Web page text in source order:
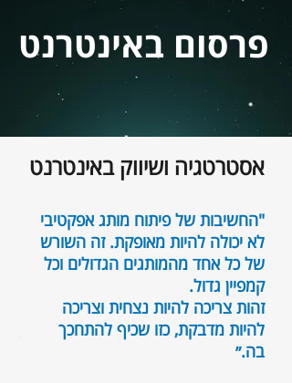
פרסום באינטרנט
אסטרטגיה ושיווק באינטרנט
"החשיבות של פיתוח מותג אפקטיבי
לא יכולה להיות מאופקת. זה השורש
של כל אחד מהמותגים הגדולים וכל
קמפיין גדול.
זהות צריכה להיות נצחית וצריכה
להיות מדבקת, כזו שכיף להתחכך
בה.״